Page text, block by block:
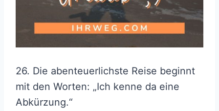
26. Die abenteuerlichste Reise beginnt
mit den Worten: „Ich kenne da eine
Abkürzung.“